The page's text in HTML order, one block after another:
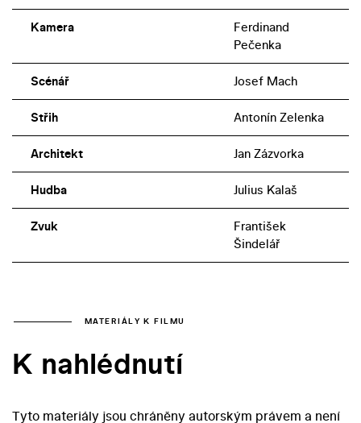
Kamera
Ferdinand
Pečenka
Scénář Josef Mach
Střih Antonín Zelenka
Architekt Jan Zázvorka
Hudba Julius Kalaš
Zvuk
František
Šindelář
MATERIÁLY K FILMU
K nahlédnutí
Tyto materiály jsou chráněny autorským právem a není